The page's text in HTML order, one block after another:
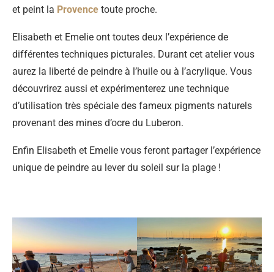
et peint la Provence toute proche.
Elisabeth et Emelie ont toutes deux l’expérience de
différentes techniques picturales. Durant cet atelier vous
aurez la liberté de peindre à l’huile ou à l’acrylique. Vous
découvrirez aussi et expérimenterez une technique
d’utilisation très spéciale des fameux pigments naturels
provenant des mines d’ocre du Luberon.
Enfin Elisabeth et Emelie vous feront partager l’expérience
unique de peindre au lever du soleil sur la plage !